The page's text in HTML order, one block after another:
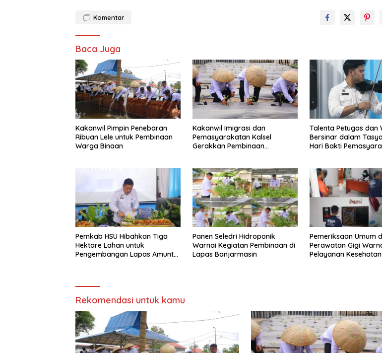
Komentar
Baca Juga
Kakanwil Pimpin Penebaran
Ribuan Lele untuk Pembinaan
Warga Binaan
Kakanwil Imigrasi dan
Pemasyarakatan Kalsel
Gerakkan Pembinaan
Talenta Petugas dan
Bersinar dalam
Hari Bakti
Pemkab HSU Hibahkan Tiga
Hektare Lahan untuk
Pengembangan Lapas Amuntai
Panen Seledri Hidroponik
Warnai Kegiatan Pembinaan di
Lapas Banjarmasin
Pemeriksaan Umum
Perawatan Gigi
Pelayanan
Rekomendasi untuk kamu